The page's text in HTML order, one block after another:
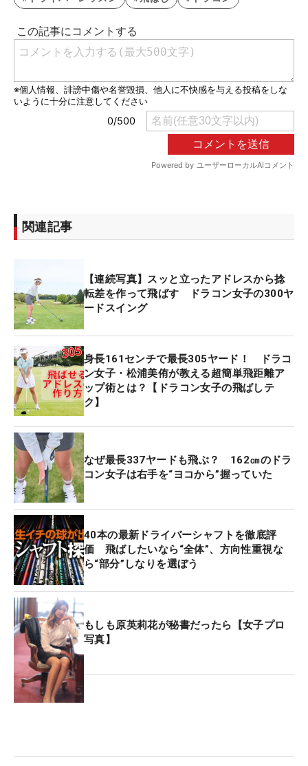
関連記事
【連続写真】スッと立ったアドレスから捻
転差を作って飛ばす ドラコン女子の300ヤ
ードスイング
身長161センチで最長305ヤード！ ドラコ
ン女子・松浦美侑が教える超簡単飛距離ア
ップ術とは？【ドラコン女子の飛ばしテ
ク】
なぜ最長337ヤードも飛ぶ？ 162㎝のドラ
コン女子は右手を“ヨコから”握っていた
40本の最新ドライバーシャフトを徹底評
価 飛ばしたいなら“全体”、方向性重視な
ら“部分”しなりを選ぼう
もしも原英莉花が秘書だったら【女子プロ
写真】